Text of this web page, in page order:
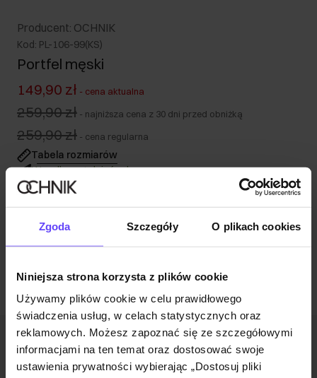
Zgoda Szczegóły O plikach cookies
Niniejsza strona korzysta z plików cookie
Używamy plików cookie w celu prawidłowego
świadczenia usług, w celach statystycznych oraz
reklamowych. Możesz zapoznać się ze szczegółowymi
informacjami na ten temat oraz dostosować swoje
ustawienia prywatności wybierając „Dostosuj pliki
Producent: OCHNIK
Kod: PL-106-99(KS)
Portfel męski
149,90 zł - cena aktualna
259,90 zł - najniższa cena z 30 dni przed obniżką
259,90 zł - cena regularna
Tabela rozmiarów
Wysyłka w 1 dzień roboczy
Opis produktu
Opinie
Newsletter
Bądź na bieżąco z nowościami i promocjami!